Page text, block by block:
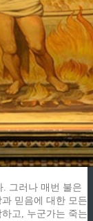
그러나 매번 불은
믿음에 대한 모든
고, 누군가는 죽는